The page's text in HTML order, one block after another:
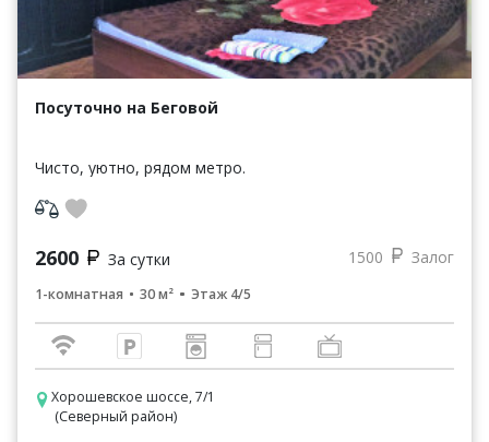
Посуточно на Беговой
Чисто, уютно, рядом метро.
2600 За сутки 1500 Залог
1-комнатная 30 м² Этаж 4/5
Хорошевское шоссе, 7/1
(Северный район)